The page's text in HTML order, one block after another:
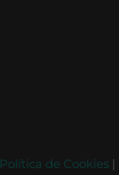
Política de Cookies |